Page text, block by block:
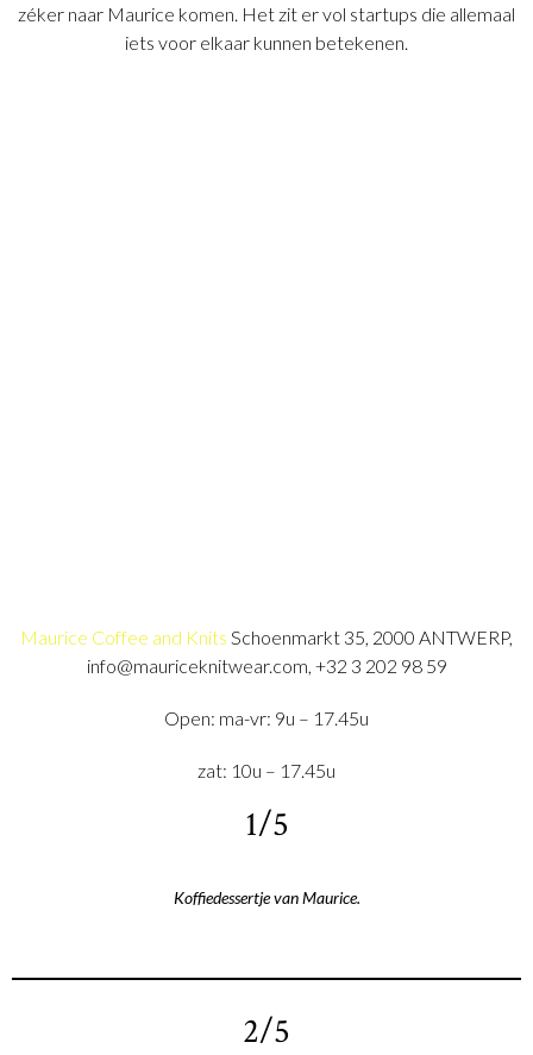
zéker naar Maurice komen. Het zit er vol startups die allemaal
iets voor elkaar kunnen betekenen.
Maurice Coffee and Knits Schoenmarkt 35, 2000 ANTWERP,
info@mauriceknitwear.com, +32 3 202 98 59
Open: ma-vr: 9u – 17.45u
zat: 10u – 17.45u
1/5
Koffiedessertje van Maurice.
2/5